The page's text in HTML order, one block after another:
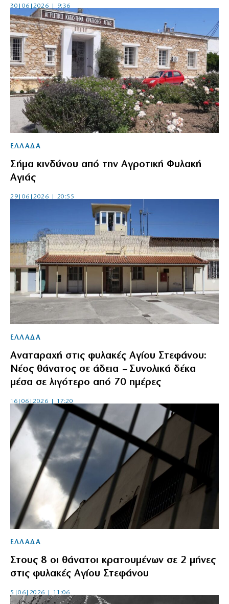
30|06|2026 | 9:36
ΕΛΛΑΔΑ
Σήμα κινδύνου από την Αγροτική Φυλακή
Αγιάς
29|06|2026 | 20:55
ΕΛΛΑΔΑ
Αναταραχή στις φυλακές Αγίου Στεφάνου:
Νέος θάνατος σε άδεια – Συνολικά δέκα
μέσα σε λιγότερο από 70 ημέρες
16|06|2026 | 17:20
ΕΛΛΑΔΑ
Στους 8 οι θάνατοι κρατουμένων σε 2 μήνες
στις φυλακές Αγίου Στεφάνου
5|06|2026 | 11:06